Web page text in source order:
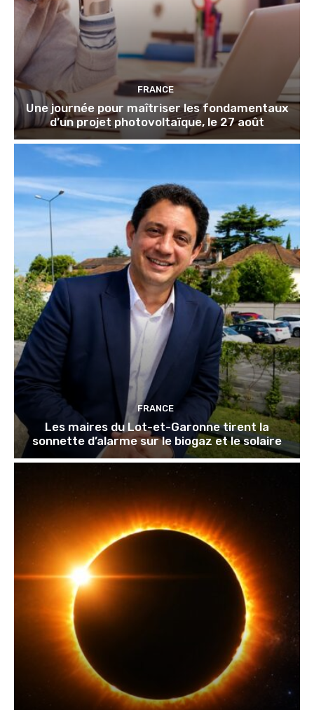
FRANCE
Une journée pour maîtriser les fondamentaux
d’un projet photovoltaïque, le 27 août
FRANCE
Les maires du Lot-et-Garonne tirent la
sonnette d’alarme sur le biogaz et le solaire